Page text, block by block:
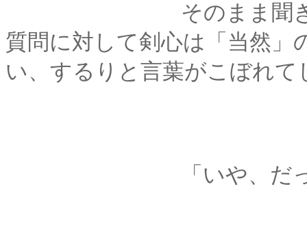
そのまま聞き流すつ
質問に対して剣心は「当然
い、するりと言葉がこぼれて
「いや、だって、